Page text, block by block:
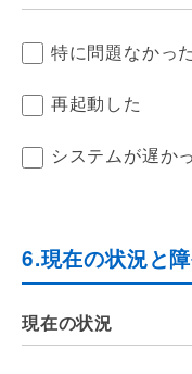
特に問題なかった
再起動した
システムが遅か
6.現在の状況と
現在の状況